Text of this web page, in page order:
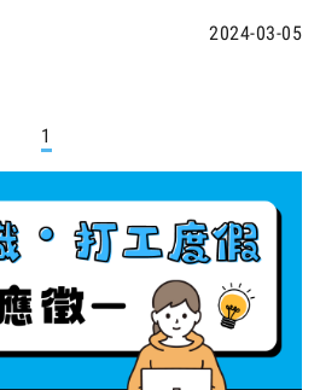
2024-03-05
1